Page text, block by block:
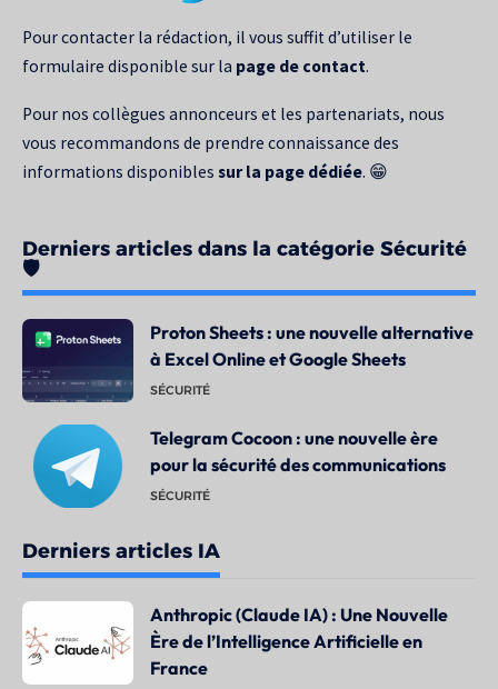
Pour contacter la rédaction, il vous suffit d’utiliser le
formulaire disponible sur la page de contact.
Pour nos collègues annonceurs et les partenariats, nous
vous recommandons de prendre connaissance des
informations disponibles sur la page dédiée. 😁
Derniers articles dans la catégorie Sécurité
🛡️
Proton Sheets : une nouvelle alternative
à Excel Online et Google Sheets
SÉCURITÉ
Telegram Cocoon : une nouvelle ère
pour la sécurité des communications
SÉCURITÉ
Derniers articles IA
Anthropic (Claude IA) : Une Nouvelle
Ère de l’Intelligence Artificielle en
France